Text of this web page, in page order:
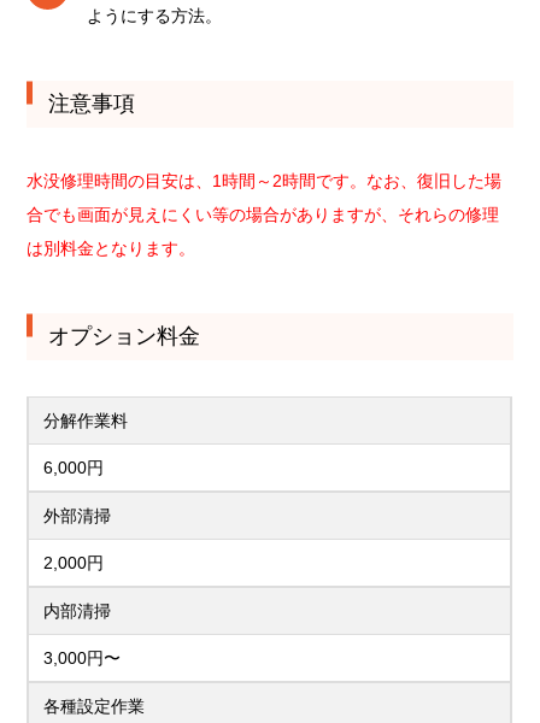
ようにする方法。
注意事項
水没修理時間の目安は、1時間～2時間です。なお、復旧した場
合でも画面が見えにくい等の場合がありますが、それらの修理
は別料金となります。
オプション料金
分解作業料
6,000円
外部清掃
2,000円
内部清掃
3,000円〜
各種設定作業